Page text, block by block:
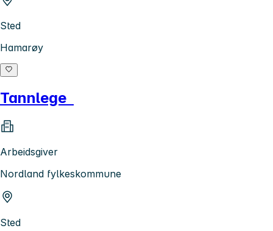
Sted
Hamarøy
Tannlege
Arbeidsgiver
Nordland fylkeskommune
Sted